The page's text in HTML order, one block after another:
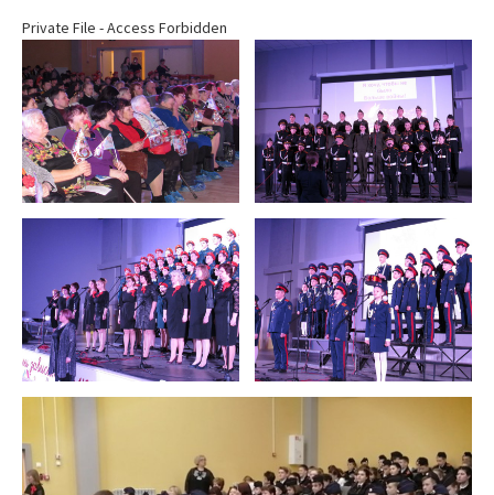
Private File - Access Forbidden